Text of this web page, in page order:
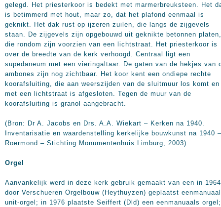
gelegd. Het priesterkoor is bedekt met marmerbreuksteen. Het
is betimmerd met hout, maar zo, dat het plafond eenmaal is
geknikt. Het dak rust op ijzeren zuilen, die langs de zijgevels
staan. De zijgevels zijn opgebouwd uit geknikte betonnen platen,
die rondom zijn voorzien van een lichtstraat. Het priesterkoor is
over de breedte van de kerk verhoogd. Centraal ligt een
supedaneum met een vieringaltaar. De gaten van de hekjes van
ambones zijn nog zichtbaar. Het koor kent een ondiepe rechte
koorafsluiting, die aan weerszijden van de sluitmuur los komt en
met een lichtstraat is afgesloten. Tegen de muur van de
koorafsluiting is granol aangebracht.
(Bron: Dr A. Jacobs en Drs. A.A. Wiekart – Kerken na 1940.
Inventarisatie en waardenstelling kerkelijke bouwkunst na 1940 –
Roermond – Stichting Monumentenhuis Limburg, 2003).
Orgel
Aanvankelijk werd in deze kerk gebruik gemaakt van een in 1964
door Verschueren Orgelbouw (Heythuyzen) geplaatst
unit-orgel; in 1976 plaatste Seiffert (Dld) een eenmanuaals